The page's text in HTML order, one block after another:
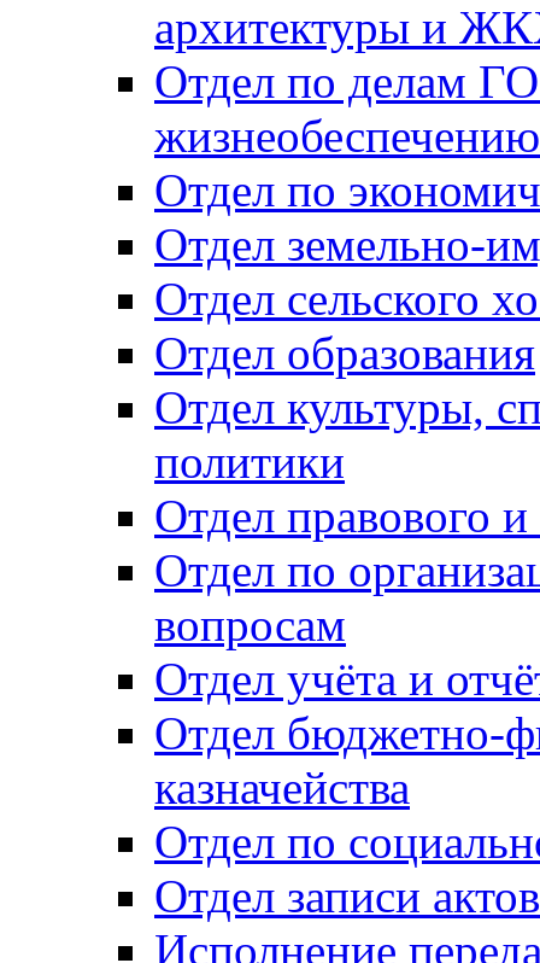
архитектуры и
Отдел по делам
Отдел по
Отдел земельно-
Отдел сельского
Отдел образования
Отдел культуры,
политики
Отдел правового
Отдел по
вопросам
Отдел учёта и
Отдел бюджетно-
казначейства
Отдел по
Отдел записи
Исполнение